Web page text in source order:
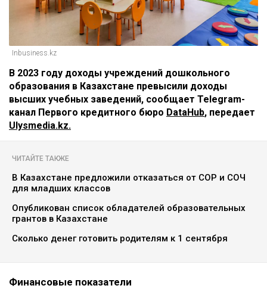
Inbusiness.kz
В 2023 году доходы учреждений дошкольного
образования в Казахстане превысили доходы
высших учебных заведений, сообщает Telegram-
канал Первого кредитного бюро DataHub, передает
Ulysmedia.kz.
ЧИТАЙТЕ ТАКЖЕ
В Казахстане предложили отказаться от СОР и СОЧ
для младших классов
Опубликован список обладателей образовательных
грантов в Казахстане
Сколько денег готовить родителям к 1 сентября
Финансовые показатели